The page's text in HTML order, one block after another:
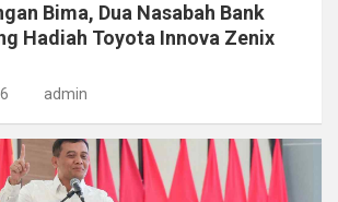
Bima, Dua Nasabah Bank
Hadiah Toyota Innova Zenix
admin